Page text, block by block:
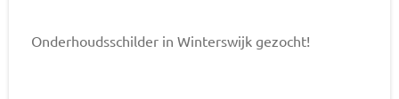
Onderhoudsschilder in Winterswijk gezocht!